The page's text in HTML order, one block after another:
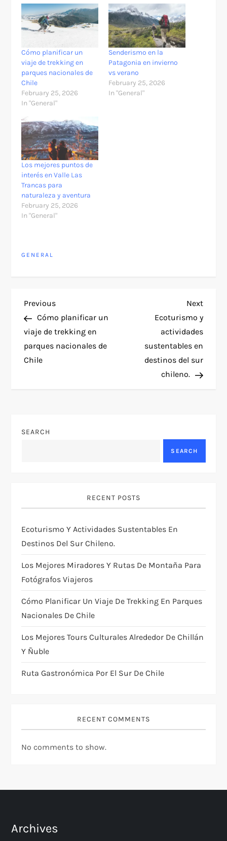
Cómo planificar un
viaje de trekking en
parques nacionales de
Chile
February 25, 2026
In "General"
Senderismo en la
Patagonia en invierno
vs verano
February 25, 2026
In "General"
Los mejores puntos de
interés en Valle Las
Trancas para
naturaleza y aventura
February 25, 2026
In "General"
GENERAL
P
o
s
a
a
t
i
o
n
Previous
Post
Previous
Cómo planificar un
viaje de trekking en
parques nacionales de
Chile
Next
Post
Next
Ecoturismo y
actividades
sustentables en
destinos del sur
chileno.
SEARCH
SEARCH
RECENT POSTS
Ecoturismo Y Actividades Sustentables En
Destinos Del Sur Chileno.
Los Mejores Miradores Y Rutas De Montaña Para
Fotógrafos Viajeros
Cómo Planificar Un Viaje De Trekking En Parques
Nacionales De Chile
Los Mejores Tours Culturales Alrededor De Chillán
Y Ñuble
Ruta Gastronómica Por El Sur De Chile
RECENT COMMENTS
No comments to show.
Archives